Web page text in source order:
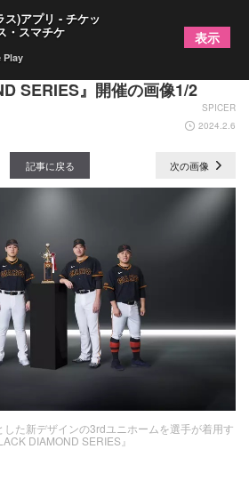
！ 巨人が4月と5月に
SERIES』開催の画像1/2
SPICER
2024.2.6
記事に戻る 次の画像
た新デザインの3rdユニホームを選手が着用す
DIAMOND SERIES』
ス)アプリ - チケッ
・スマチケ
Play
表示